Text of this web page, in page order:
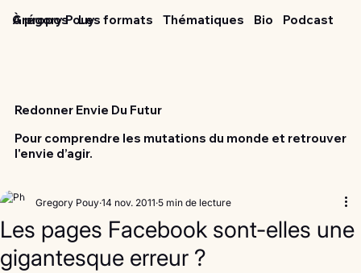
Grégory Pouy
À propos Les formats Thématiques Podcast
Bio
Redonner Envie Du Futur
Pour comprendre les mutations du monde et retrouver
l'envie d’agir.
Les pages Facebook sont-elles une
gigantesque erreur ?
Gregory Pouy 14 nov. 2011 5 min de lecture